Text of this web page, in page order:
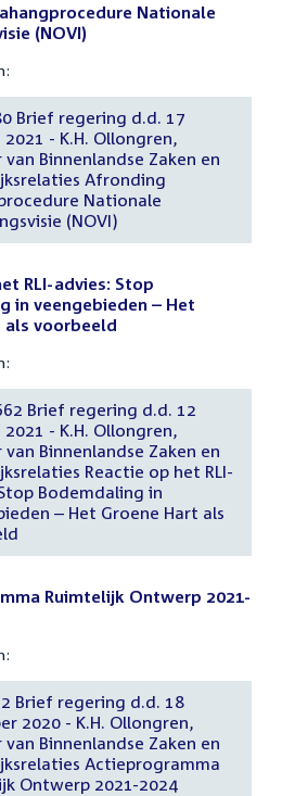
Nationale
(NOVI)
Brief regering d.d. 17
- K.H. Ollongren,
Binnenlandse Zaken en
Afronding
Nationale
(NOVI)
RLI-advies: Stop
in veengebieden – Het
als voorbeeld
Brief regering d.d. 12
- K.H. Ollongren,
Binnenlandse Zaken en
Reactie op het RLI-
Bodemdaling in
– Het Groene Hart als
Ruimtelijk Ontwerp 2021-
Brief regering d.d. 18
2020 - K.H. Ollongren,
Binnenlandse Zaken en
Actieprogramma
Ontwerp 2021-2024